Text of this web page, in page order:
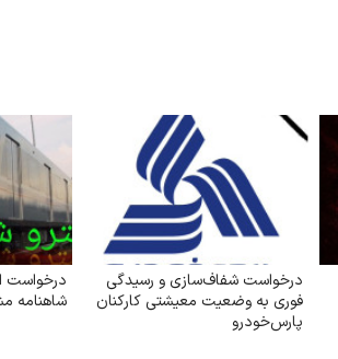
درخواست شفاف‌سازی و رسیدگی
فوری به وضعیت معیشتی کارکنان
پارس‌خودرو
درخواست
شاهنامه